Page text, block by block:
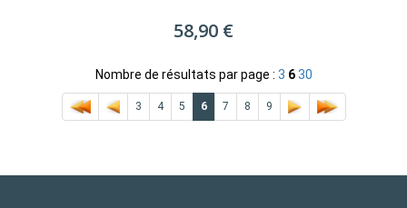
58,90 €
Nombre de résultats par page : 3 6 30
3 4 5 6 7 8 9